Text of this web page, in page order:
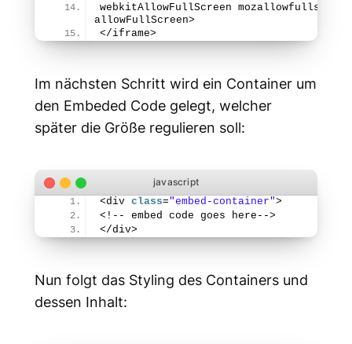
webkitAllowFullScreen mozallowfullscreen
allowFullScreen>
</iframe>
Im nächsten Schritt wird ein Container um
den Embeded Code gelegt, welcher
später die Größe regulieren soll:
<div class="embed-container">
<!-- embed code goes here-->
</div>
Nun folgt das Styling des Containers und
dessen Inhalt: